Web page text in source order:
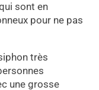
sont en
pour ne pas
très
une grosse